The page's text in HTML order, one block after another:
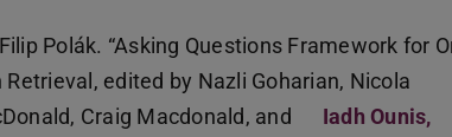
Polák. “Asking Questions Framework for
edited by Nazli Goharian, Nicola
Craig Macdonald, and
Iadh Ounis,